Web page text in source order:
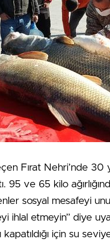
Fırat Nehri’nde 30
95 ve 65 kilo
sosyal mesafeyi
ihlal etmeyin” diye
kapatıldığı için su